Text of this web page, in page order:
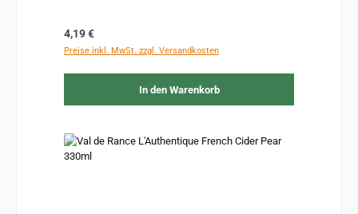
Regulärer Preis:
4,19 €
Preise inkl. MwSt. zzgl. Versandkosten
In den Warenkorb